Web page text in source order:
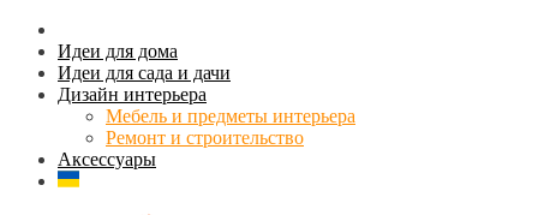
Идеи для дома
Идеи для сада и дачи
Дизайн интерьера
Мебель и предметы интерьера
Ремонт и строительство
Аксессуары